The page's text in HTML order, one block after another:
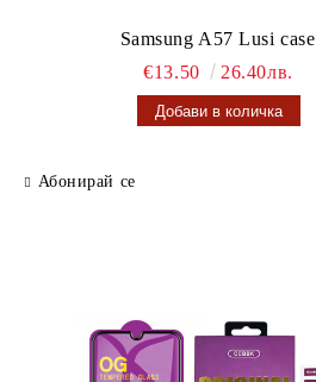
Samsung A57 Lusi case
€13.50
26.40лв.
Абонирай се